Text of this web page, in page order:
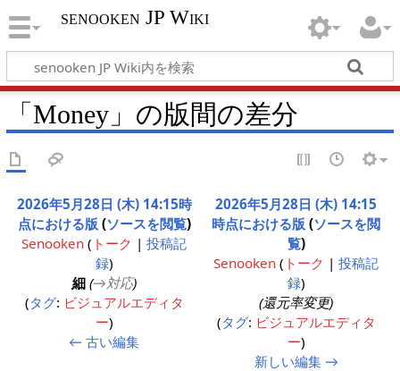
senooken JP Wiki
「Money」の版間の差分
2026年5月28日 (木) 14:15時
点における版 (ソースを閲覧)
Senooken ( トーク |投稿記
録)
細 (→‎対応)
タグ: ビジュアルエディタ
ー
← 古い編集
2026年5月28日 (木) 14:15
時点における版 (ソースを閲
覧)
Senooken ( トーク |投稿記
録)
(還元率変更)
タグ: ビジュアルエディタ
ー
新しい編集 →